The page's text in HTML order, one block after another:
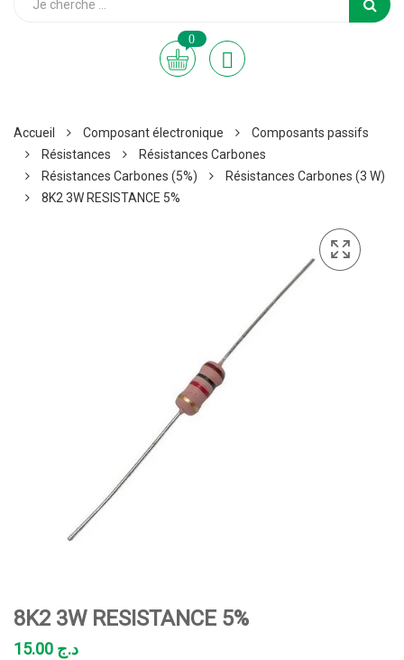
0
Accueil Composant électronique
Composants passifs
Résistances
Résistances Carbones
Résistances Carbones (5%)
Résistances Carbones (3 W)
8K2 3W RESISTANCE 5%
8K2 3W RESISTANCE 5%
د.ج